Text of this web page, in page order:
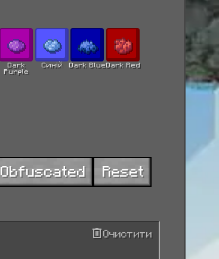
Dark
Purple
Синій Dark BlueDark Red
Obfuscated Reset
Очистити